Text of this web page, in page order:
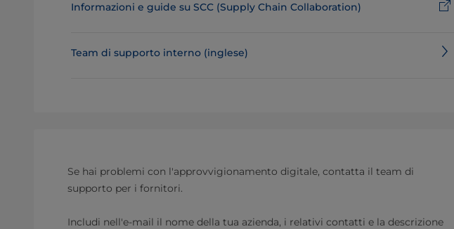
Informazioni e guide su SCC (Supply Chain Collaboration)
Team di supporto interno (inglese)
Se hai problemi con l'approvvigionamento digitale, contatta il team di
supporto per i fornitori.
Includi nell'e-mail il nome della tua azienda, i relativi contatti e la descrizione